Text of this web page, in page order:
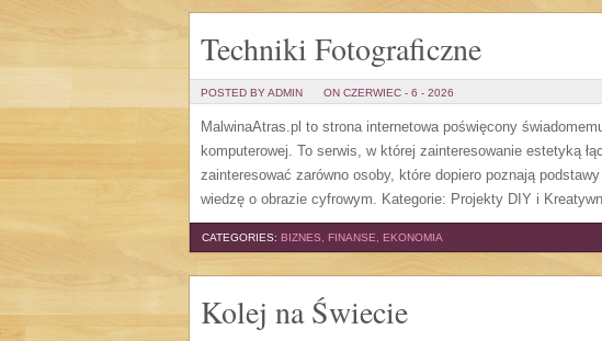
Techniki Fotograficzne
POSTED BY ADMIN ON CZERWIEC - 6 - 2026
MalwinaAtras.pl to strona internetowa poświęcony
komputerowej. To serwis, w której zainteresowanie estetyką
zainteresować zarówno osoby, które dopiero poznają
wiedzę o obrazie cyfrowym. Kategorie: Projekty DIY i
CATEGORIES: BIZNES, FINANSE, EKONOMIA
Kolej na Świecie